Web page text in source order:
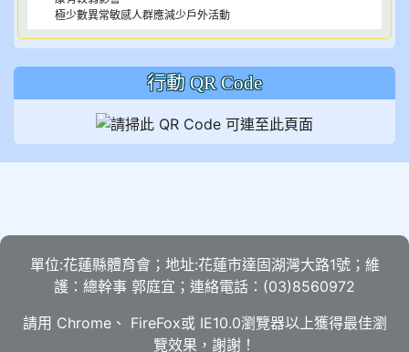
極少數異常敏感人群應減少戶外活動
行動 QR Code
單位:花蓮縣體育會；地址:花蓮市達固湖灣大路1號；維
護：總幹事 郭庭宜；連絡電話：(03)8560972
請用 Chrome、 FireFox或 IE10.0瀏覽器以上獲得最佳瀏
覽效果，謝謝！